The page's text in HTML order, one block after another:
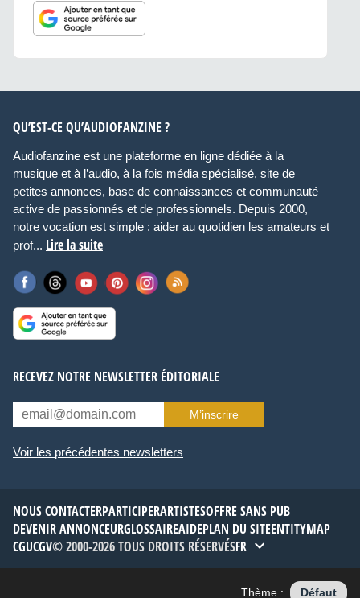
QU’EST-CE QU’AUDIOFANZINE ?
Audiofanzine est une plateforme en ligne dédiée à la
musique et à l’audio, à la fois média spécialisé, site de
petites annonces, base de connaissances et communauté
active de passionnés et de professionnels. Depuis 2000,
notre vocation est simple : aider au quotidien les amateurs et
prof... Lire la suite
RECEVEZ NOTRE NEWSLETTER ÉDITORIALE
M’inscrire
Voir les précédentes newsletters
NOUS CONTACTERPARTICIPERARTISTESOFFRE SANS PUB
DEVENIR ANNONCEURGLOSSAIREAIDEPLAN DU SITEENTITYMAP
CGUCGV© 2000-2026 TOUS DROITS RÉSERVÉSFR
Thème : Défaut